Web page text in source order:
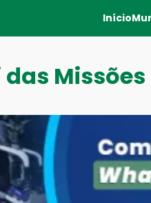
Início
Missões